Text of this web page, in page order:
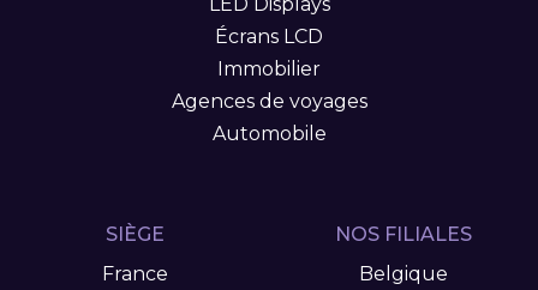
Écrans LCD
Immobilier
Agences de voyages
Automobile
SIÈGE
France
NOS FILIALES
Belgique